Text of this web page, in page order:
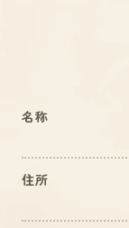
名称
住所